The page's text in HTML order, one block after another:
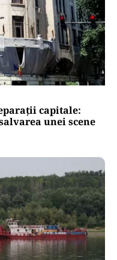
capitale:
unei scene